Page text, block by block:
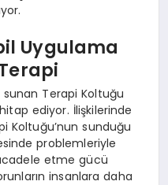
Uygulama
Terapi Koltuğu
ediyor. İlişkilerinde
Koltuğu’nun sunduğu
problemleriyle
etme gücü
insanlara daha